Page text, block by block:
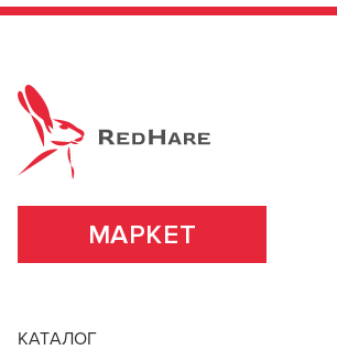
МАРКЕТ
КАТАЛОГ